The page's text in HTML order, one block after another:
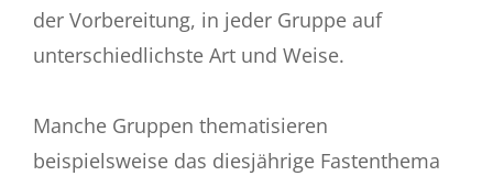
der Vorbereitung, in jeder Gruppe auf
unterschiedlichste Art und Weise.
Manche Gruppen thematisieren
beispielsweise das diesjährige Fastenthema